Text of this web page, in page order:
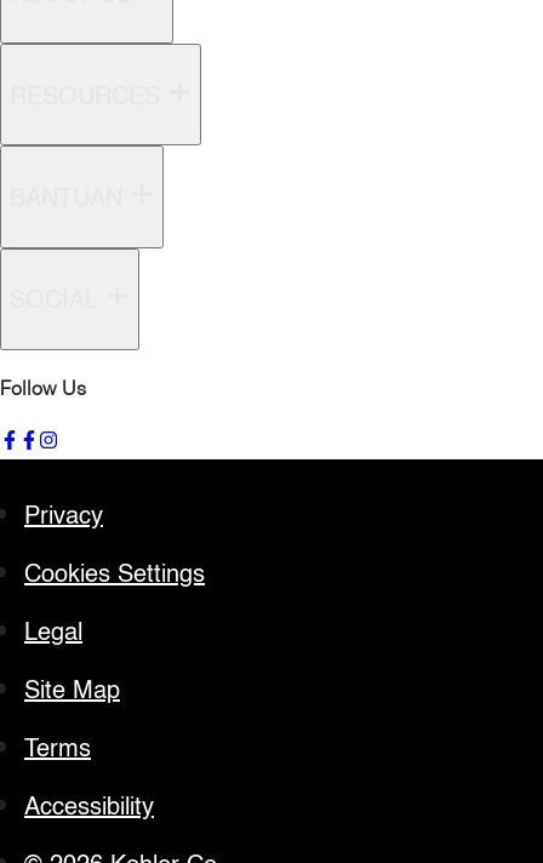
Follow Us
Privacy
Cookies Settings
Legal
Site Map
Terms
Accessibility